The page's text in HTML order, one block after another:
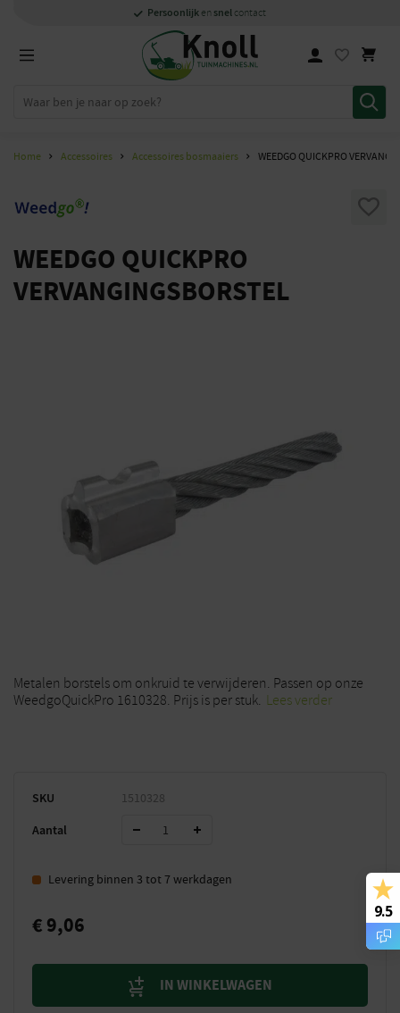
Specialistenmet kennis van zaken
1000m2showroom in Staphorst
Persoonlijk en snel contact
Home Accessoires Accessoires bosmaaiers WEEDGO QUICKPRO
WEEDGO QUICKPRO
VERVANGINGSBORSTEL
Metalen borstels om onkruid te verwijderen. Passen op onze
WeedgoQuickPro 1610328. Prijs is per stuk. Lees verder
SKU 1510328
Aantal
Levering binnen 3 tot 7 werkdagen
€ 9,06
IN WINKELWAGEN
9.5